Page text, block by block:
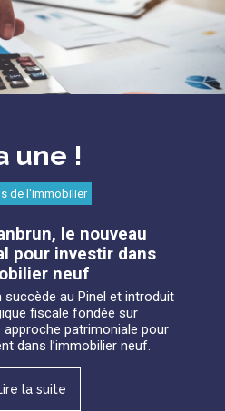
une !
de l'immobilier
le nouveau
pour investir dans
neuf
au Pinel et introduit
fiscale fondée sur
approche patrimoniale pour
dans l’immobilier neuf.
la suite